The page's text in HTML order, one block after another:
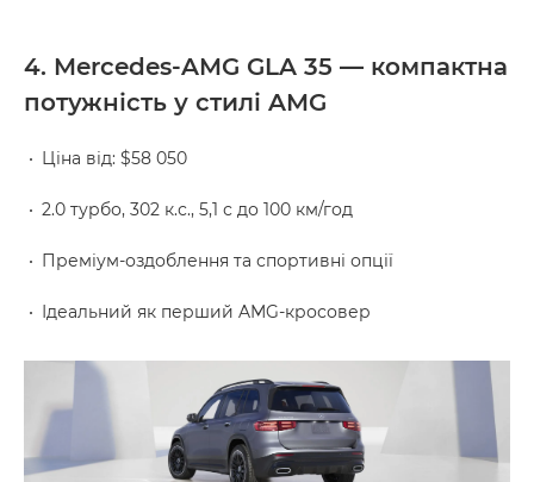
4. Mercedes-AMG GLA 35 — компактна
потужність у стилі AMG
Ціна від: $58 050
2.0 турбо, 302 к.с., 5,1 с до 100 км/год
Преміум-оздоблення та спортивні опції
Ідеальний як перший AMG-кросовер